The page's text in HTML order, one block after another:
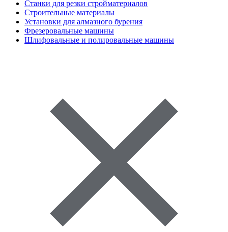
Станки для резки стройматериалов
Строительные материалы
Установки для алмазного бурения
Фрезеровальные машины
Шлифовальные и полировальные машины